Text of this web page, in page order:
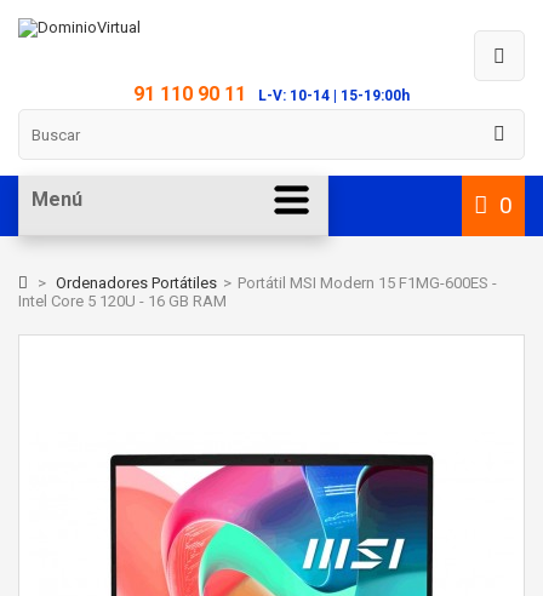
91 110 90 11 L-V: 10-14 | 15-19:00h
0
Menú
> Ordenadores Portátiles > Portátil MSI Modern 15 F1MG-600ES -
Intel Core 5 120U - 16 GB RAM